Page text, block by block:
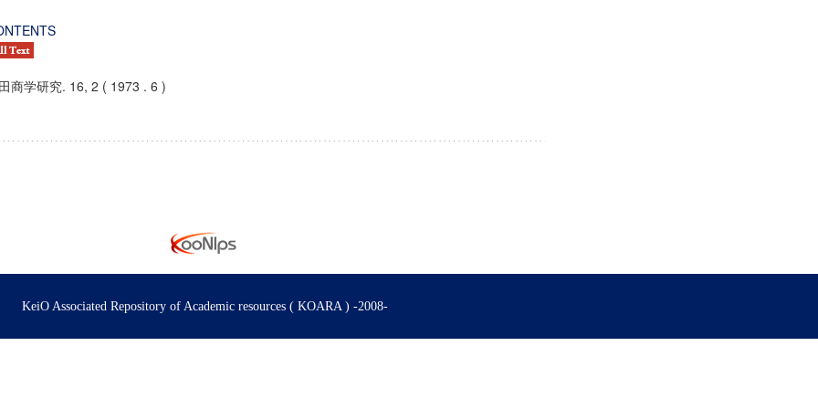
商学研究. 16, 2 ( 1973 . 6 )
KeiO Associated Repository of Academic resources ( KOARA ) -2008-